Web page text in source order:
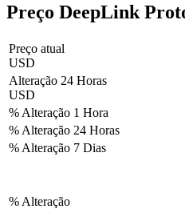
Preço DeepLink
Preço atual
USD
Alteração 24 Horas
USD
% Alteração 1 Hora
% Alteração 24 Horas
% Alteração 7 Dias
% Alteração